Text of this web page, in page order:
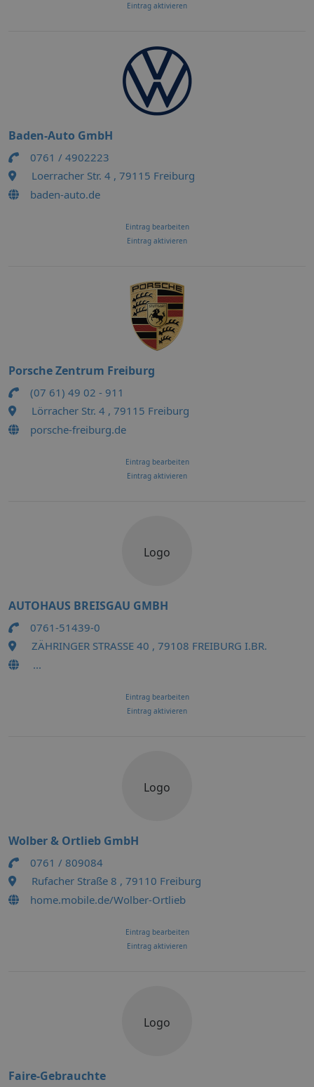
Eintrag aktivieren
Baden-Auto GmbH
0761 / 4902223
Loerracher Str. 4 , 79115 Freiburg
baden-auto.de
Eintrag bearbeiten
Eintrag aktivieren
Porsche Zentrum Freiburg
(07 61) 49 02 - 911
Lörracher Str. 4 , 79115 Freiburg
porsche-freiburg.de
Eintrag bearbeiten
Eintrag aktivieren
Logo
AUTOHAUS BREISGAU GMBH
0761-51439-0
ZÄHRINGER STRASSE 40 , 79108 FREIBURG I.BR.
...
Eintrag bearbeiten
Eintrag aktivieren
Logo
Wolber & Ortlieb GmbH
0761 / 809084
Rufacher Straße 8 , 79110 Freiburg
home.mobile.de/Wolber-Ortlieb
Eintrag bearbeiten
Eintrag aktivieren
Logo
Faire-Gebrauchte